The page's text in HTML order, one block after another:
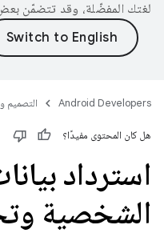
لغتك المفضّلة، وقد تتضمّن
Android Developers التصميم
هل كان المحتوى مفيدًا؟
استرداد
الشخصية